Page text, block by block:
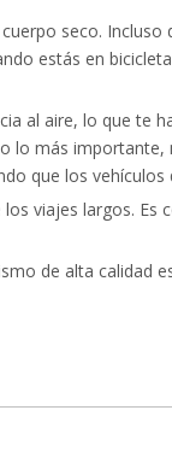
seco.
estás en
al aire, lo que te
lo más
que los
viajes largos. Es
de alta calidad